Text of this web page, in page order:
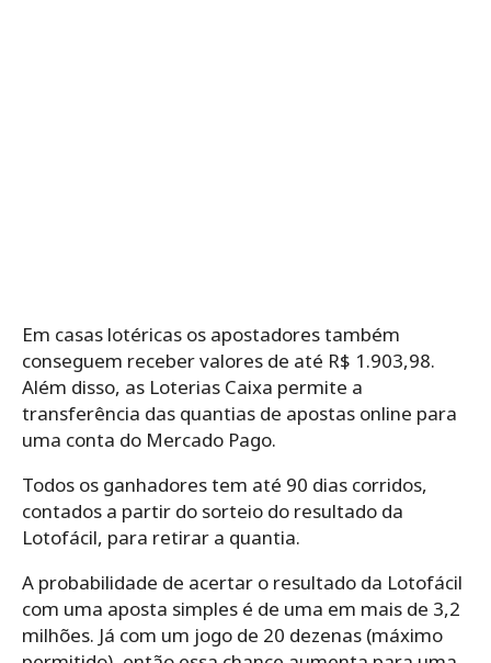
Em casas lotéricas os apostadores também
conseguem receber valores de até R$ 1.903,98.
Além disso, as Loterias Caixa permite a
transferência das quantias de apostas online para
uma conta do Mercado Pago.
Todos os ganhadores tem até 90 dias corridos,
contados a partir do sorteio do resultado da
Lotofácil, para retirar a quantia.
A probabilidade de acertar o resultado da Lotofácil
com uma aposta simples é de uma em mais de 3,2
milhões. Já com um jogo de 20 dezenas (máximo